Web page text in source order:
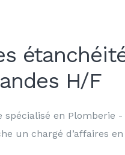
H/F
spécialisé en Plomberie
un chargé d’affaires